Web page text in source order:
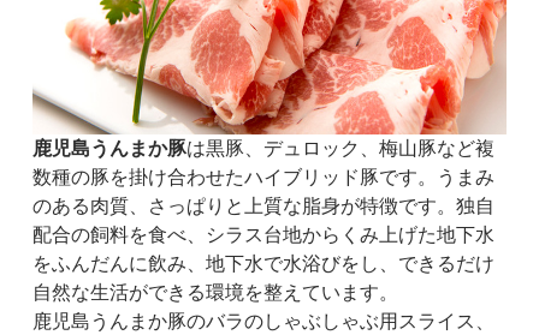
鹿児島うんまか豚は黒豚、デュロック、梅山豚など複
数種の豚を掛け合わせたハイブリッド豚です。うまみ
のある肉質、さっぱりと上質な脂身が特徴です。独自
配合の飼料を食べ、シラス台地からくみ上げた地下水
をふんだんに飲み、地下水で水浴びをし、できるだけ
自然な生活ができる環境を整えています。
鹿児島うんまか豚のバラのしゃぶしゃぶ用スライス、